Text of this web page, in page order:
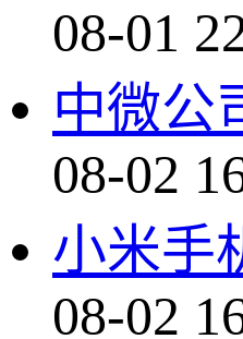
08-01
中微公
08-02
小米手
08-02